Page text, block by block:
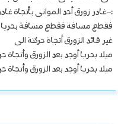
:–غادر زورق أحد الموانى بأتجاة
فقطع مسافة فقطع مسافة بحريا ثم
غير قائد الزورق أتجاة حركتة الى
ميلا بحريا أوجد بعد الزورق
ميلا بحريا أوجد بعد الزورق